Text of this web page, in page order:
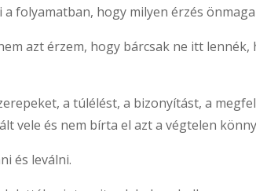
folyamatban, hogy milyen érzés
azt érzem, hogy bárcsak ne itt
a túlélést, a bizonyítást, a
vele és nem bírta el azt a végtelen
és leválni.